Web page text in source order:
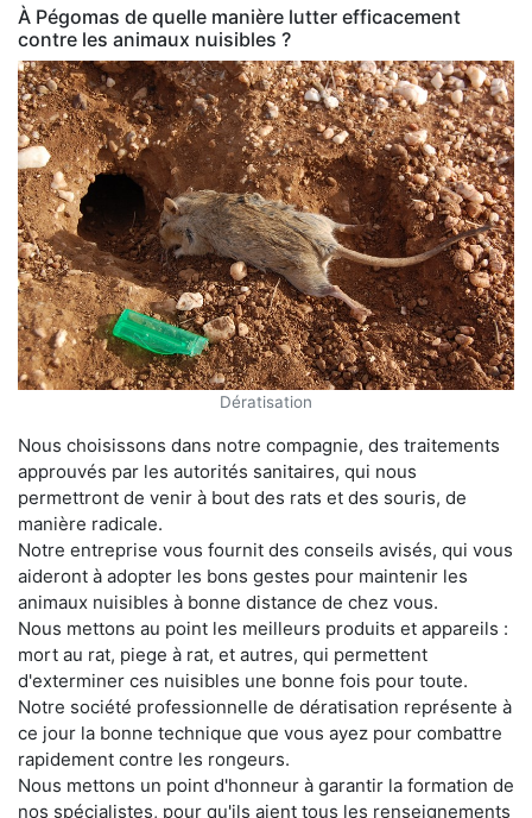
À Pégomas de quelle manière lutter efficacement
contre les animaux nuisibles ?
Dératisation
Nous choisissons dans notre compagnie, des traitements
approuvés par les autorités sanitaires, qui nous
permettront de venir à bout des rats et des souris, de
manière radicale.
Notre entreprise vous fournit des conseils avisés, qui vous
aideront à adopter les bons gestes pour maintenir les
animaux nuisibles à bonne distance de chez vous.
Nous mettons au point les meilleurs produits et appareils :
mort au rat, piege à rat, et autres, qui permettent
d'exterminer ces nuisibles une bonne fois pour toute.
Notre société professionnelle de dératisation représente à
ce jour la bonne technique que vous ayez pour combattre
rapidement contre les rongeurs.
Nous mettons un point d'honneur à garantir la formation de
nos spécialistes, pour qu'ils aient tous les renseignements